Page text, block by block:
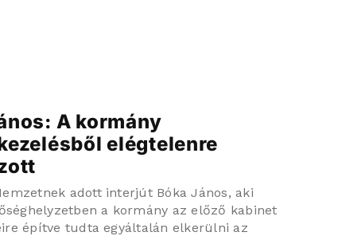
A kormány
elégtelenre
adott interjút Bóka János, aki
a kormány az előző kabinet
építve tudta egyáltalán elkerülni az